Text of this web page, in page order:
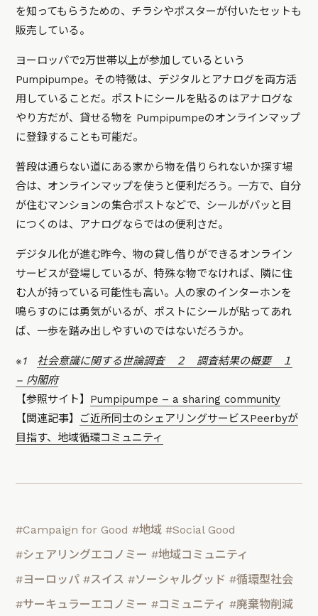
を知ってもらうための、チラシやポスターが付いたセットも
販売している。
ヨーロッパで2万世帯以上が参加しているという
Pumpipumpe。その特徴は、デジタルとアナログを両方活
用していることだ。ポストにシールを貼るのはアナログな
やり方だが、貸せる物を Pumpipumpeのオンラインマップ
に登録することも可能だ。
普段は通らない道にある家から物を借りられないか探す場
合は、オンラインマップを使うと便利だろう。一方で、自分
が住むマンションの集合ポストなどで、シールがパッと目
につくのは、アナログならではの便利さだ。
デジタル化が進む昨今、物の貸し借りができるオンライン
サービスが登場しているが、特殊な物でなければ、隣に住
む人が持っている可能性も高い。人の家のインターホンを
鳴らすのには勇気がいるが、ポストにシールが貼ってあれ
ば、一歩を踏み出しやすいのではないだろうか。
※1 社会意識に関する世論調査 ２ 調査結果の概要 １
– 内閣府
【参照サイト】 Pumpipumpe – a sharing community
【関連記事】 ご近所同士のシェアリングサービスPeerbyが
目指す、地域循環コミュニティ
#Campaign for Good #地域 #Social Good
#シェアリングエコノミー #地域コミュニティ
#ヨーロッパ #スイス #ソーシャルグッド #循環型社会
#サーキュラーエコノミー #コミュニティ #廃棄物削減